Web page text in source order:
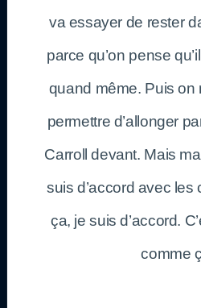
va essayer de rester
parce qu’on pense
quand même. Puis on
permettre d’allonger
Carroll devant. Mais
suis d’accord avec
ça, je suis d’accord.
comme